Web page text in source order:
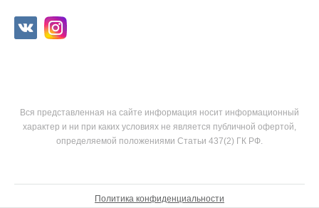
Вся представленная на сайте информация носит информационный
характер и ни при каких условиях не является публичной офертой,
определяемой положениями Статьи 437(2) ГК РФ.
Политика конфиденциальности